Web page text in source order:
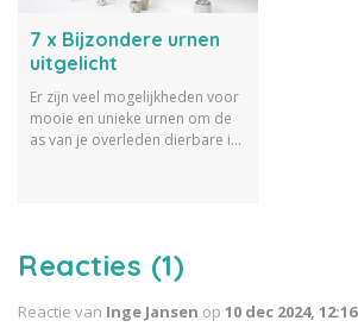
7 x Bijzondere urnen
uitgelicht
Er zijn veel mogelijkheden voor
mooie en unieke urnen om de
as van je overleden dierbare in
Reacties (1)
Reactie van Inge Jansen op 10 dec 2024, 12:16